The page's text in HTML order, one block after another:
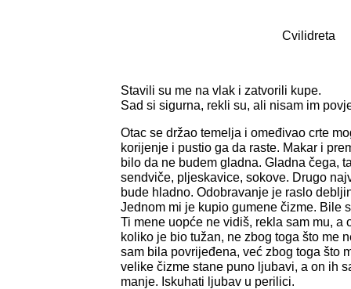
Cvilidreta
Stavili su me na vlak i zatvorili kupe.
Sad si sigurna, rekli su, ali nisam im
Otac se držao temelja i omeđivao crte
korijenje i pustio ga da raste. Makar i
bilo da ne budem gladna. Gladna čega,
sendviče, pljeskavice, sokove. Drugo
bude hladno. Odobravanje je raslo
Jednom mi je kupio gumene čizme. Bile
Ti mene uopće ne vidiš, rekla sam mu, a
koliko je bio tužan, ne zbog toga što me
sam bila povrijeđena, već zbog toga što
velike čizme stane puno ljubavi, a on ih
manje. Iskuhati ljubav u perilici.